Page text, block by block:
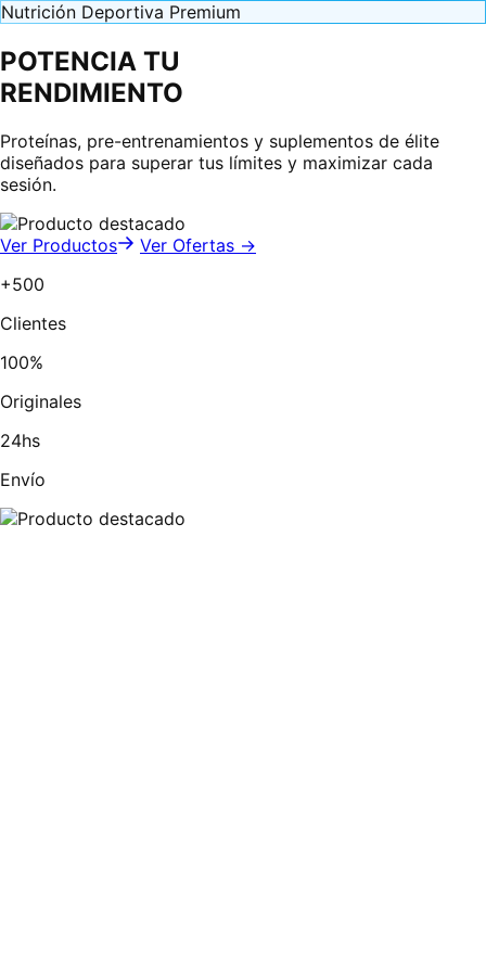
Nutrición Deportiva Premium
POTENCIA TU
RENDIMIENTO
Proteínas, pre-entrenamientos y suplementos de élite
diseñados para superar tus límites y maximizar cada
sesión.
Ver Productos
Ver Ofertas →
+500
Clientes
100%
Originales
24hs
Envío